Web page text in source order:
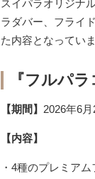
スイパラオリジナ
ラダバー、フライ
た内容となってい
『フルパ
【期間】 2026年6
【内容】
・4種のプレミア